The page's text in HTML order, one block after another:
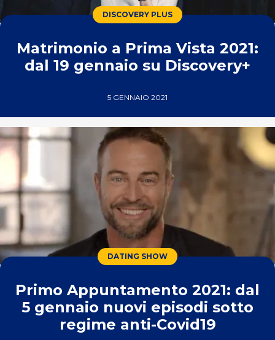
DISCOVERY PLUS
Matrimonio a Prima Vista 2021:
dal 19 gennaio su Discovery+
5 GENNAIO 2021
DATING SHOW
Primo Appuntamento 2021: dal
5 gennaio nuovi episodi sotto
regime anti-Covid19